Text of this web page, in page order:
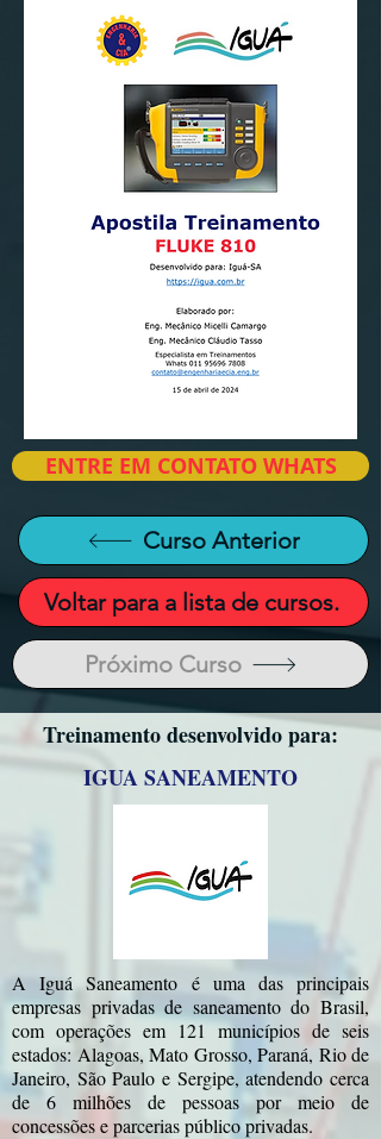
ENTRE EM CONTATO WHATS
Curso Anterior
Voltar para a lista de cursos.
Próximo Curso
Treinamento desenvolvido para:
IGUA SANEAMENTO
A Iguá Saneamento é uma das principais
empresas privadas de saneamento do Brasil,
com operações em 121 municípios de seis
estados: Alagoas, Mato Grosso, Paraná, Rio de
Janeiro, São Paulo e Sergipe, atendendo cerca
de 6 milhões de pessoas por meio de
concessões e parcerias público privadas.